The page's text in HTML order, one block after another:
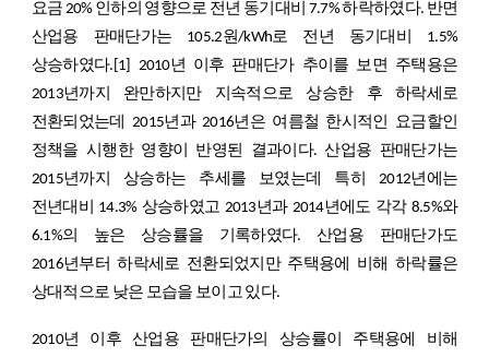
요금 20% 인하의 영향으로 전년 동기대비 7.7% 하락하였다. 반면
산업용 판매단가는 105.2원/kWh로 전년 동기대비 1.5%
상승하였다. [1]
2010년 이후 판매단가 추이를 보면 주택용은
2013년까지 완만하지만 지속적으로 상승한 후 하락세로
전환되었는데 2015년과 2016년은 여름철 한시적인 요금할인
정책을 시행한 영향이 반영된 결과이다. 산업용 판매단가는
2015년까지 상승하는 추세를 보였는데 특히 2012년에는
전년대비 14.3% 상승하였고 2013년과 2014년에도 각각 8.5%와
6.1%의 높은 상승률을 기록하였다. 산업용 판매단가도
2016년부터 하락세로 전환되었지만 주택용에 비해 하락률은
상대적으로 낮은 모습을 보이고 있다.
2010년 이후 산업용 판매단가의 상승률이 주택용에 비해